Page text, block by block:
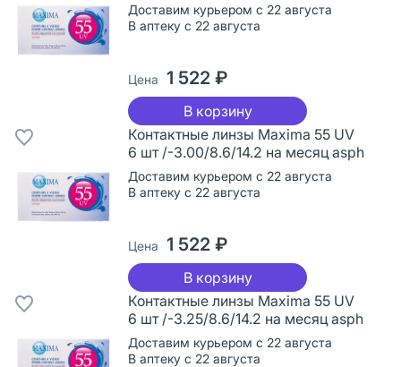
Доставим курьером с 22 августа
В аптеку с 22 августа
Цена 1 522 ₽
В корзину
Контактные линзы Maxima 55 UV
6 шт /-3.00/8.6/14.2 на месяц asph
Доставим курьером с 22 августа
В аптеку с 22 августа
Цена 1 522 ₽
В корзину
Контактные линзы Maxima 55 UV
6 шт /-3.25/8.6/14.2 на месяц asph
Доставим курьером с 22 августа
В аптеку с 22 августа